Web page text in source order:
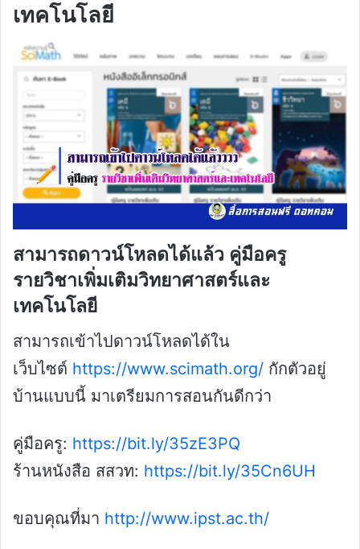
เทคโนโลยี
สามารถดาวน์โหลดได้แล้ว คู่มือครู
รายวิชาเพิ่มเติมวิทยาศาสตร์และ
เทคโนโลยี
สามารถเข้าไปดาวน์โหลดได้ใน
เว็บไซต์ https://www.scimath.org/ กักตัวอยู่
บ้านแบบนี้ มาเตรียมการสอนกันดีกว่า
คู่มือครู: https://bit.ly/35zE3PQ
ร้านหนังสือ สสวท: https://bit.ly/35Cn6UH
ขอบคุณที่มา http://www.ipst.ac.th/